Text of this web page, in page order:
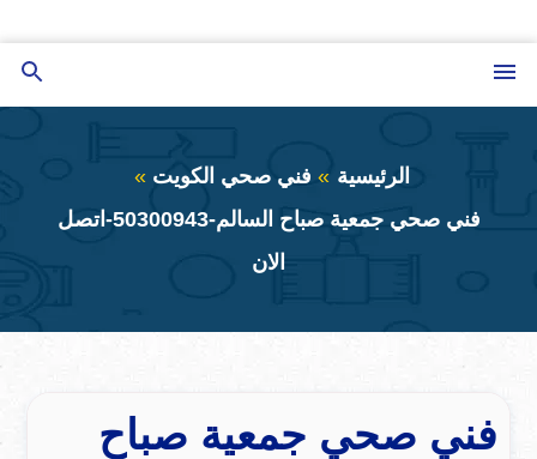
إلى
المحتوى
الرئيسية
فني صحي الكويت
فني صحي جمعية صباح السالم-50300943-اتصل
الان
فني صحي جمعية صباح